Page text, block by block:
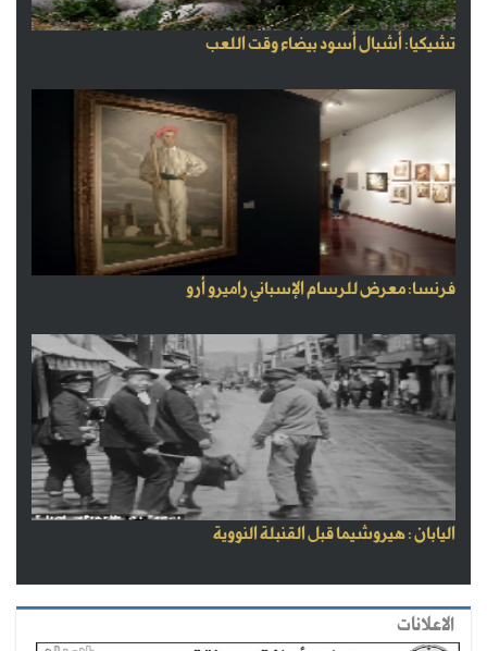
تشيكيا: أشبال أسود بيضاء وقت اللعب
فرنسا: معرض للرسام الإسباني راميرو أرو
اليابان : هيروشيما قبل القنبلة النووية
الاعلانات